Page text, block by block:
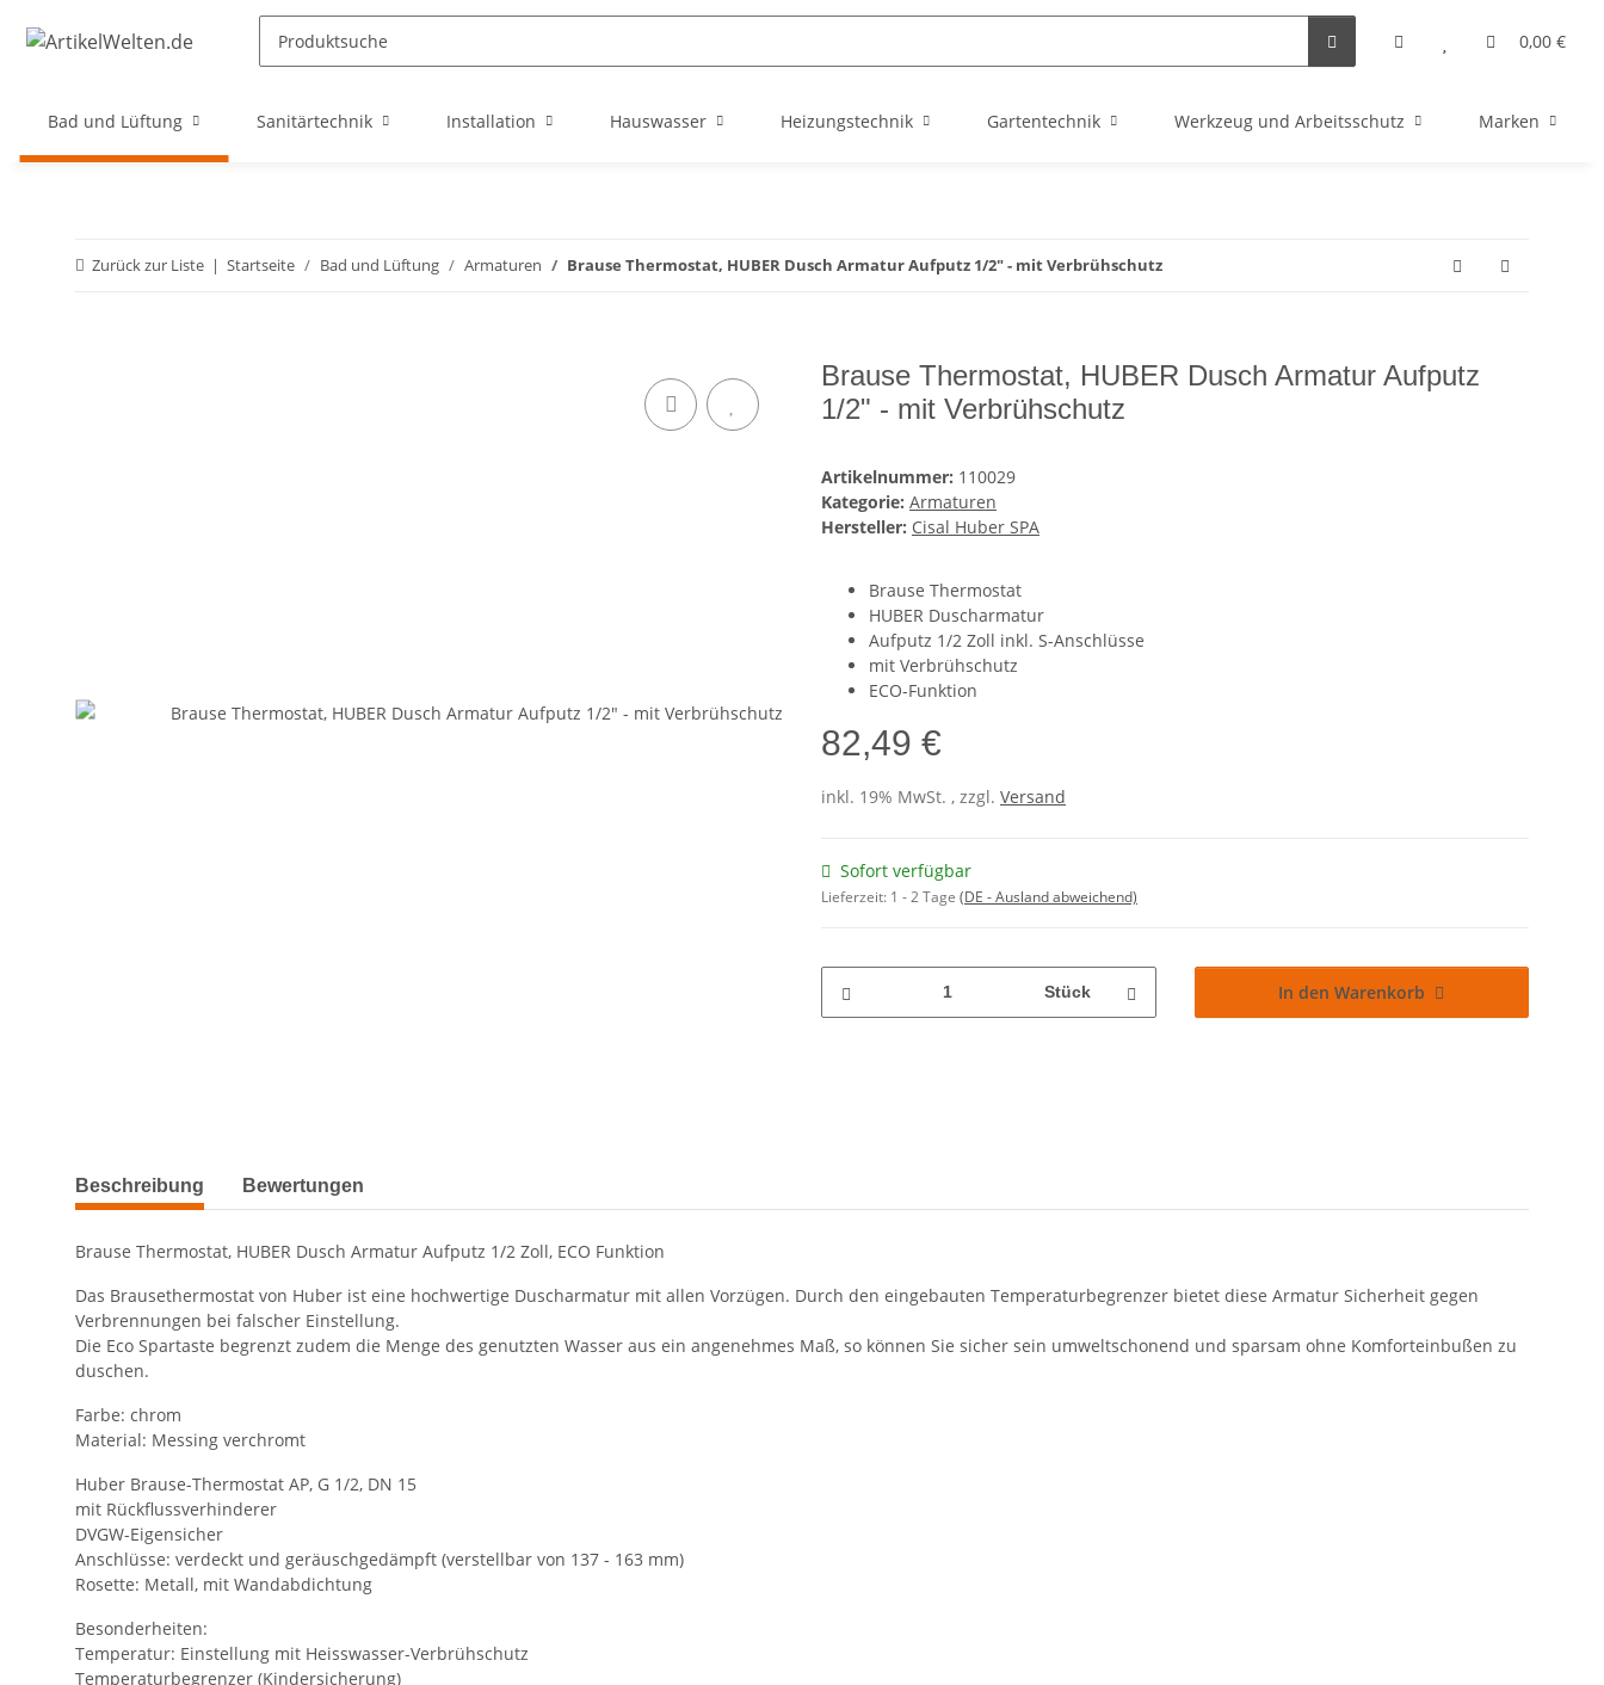
0,00 €
Bad und Lüftung Sanitärtechnik Installation Hauswasser Heizungstechnik Gartentechnik Werkzeug und Arbeitsschutz Marken
Zurück zur Liste Startseite Bad und Lüftung Armaturen Brause Thermostat, HUBER Dusch Armatur Aufputz 1/2" - mit Verbrühschutz
Brause Thermostat, HUBER Dusch Armatur Aufputz
1/2" - mit Verbrühschutz
Artikelnummer: 110029
Kategorie: Armaturen
Hersteller: Cisal Huber SPA
Brause Thermostat
HUBER Duscharmatur
Aufputz 1/2 Zoll inkl. S-Anschlüsse
mit Verbrühschutz
ECO-Funktion
82,49 €
inkl. 19% MwSt. , zzgl. Versand
Sofort verfügbar
Lieferzeit: 1 - 2 Tage (DE - Ausland abweichend)
Stück In den Warenkorb
weitere Registerkarten anzeigen
Beschreibung Bewertungen
Brause Thermostat, HUBER Dusch Armatur Aufputz 1/2 Zoll, ECO Funktion
Das Brausethermostat von Huber ist eine hochwertige Duscharmatur mit allen Vorzügen. Durch den eingebauten Temperaturbegrenzer bietet diese Armatur Sicherheit gegen
Verbrennungen bei falscher Einstellung.
Die Eco Spartaste begrenzt zudem die Menge des genutzten Wasser aus ein angenehmes Maß, so können Sie sicher sein umweltschonend und sparsam ohne Komforteinbußen zu
duschen.
Farbe: chrom
Material: Messing verchromt
Huber Brause-Thermostat AP, G 1/2, DN 15
mit Rückflussverhinderer
DVGW-Eigensicher
Anschlüsse: verdeckt und geräuschgedämpft (verstellbar von 137 - 163 mm)
Rosette: Metall, mit Wandabdichtung
Besonderheiten:
Temperatur: Einstellung mit Heisswasser-Verbrühschutz
Temperaturbegrenzer (Kindersicherung)